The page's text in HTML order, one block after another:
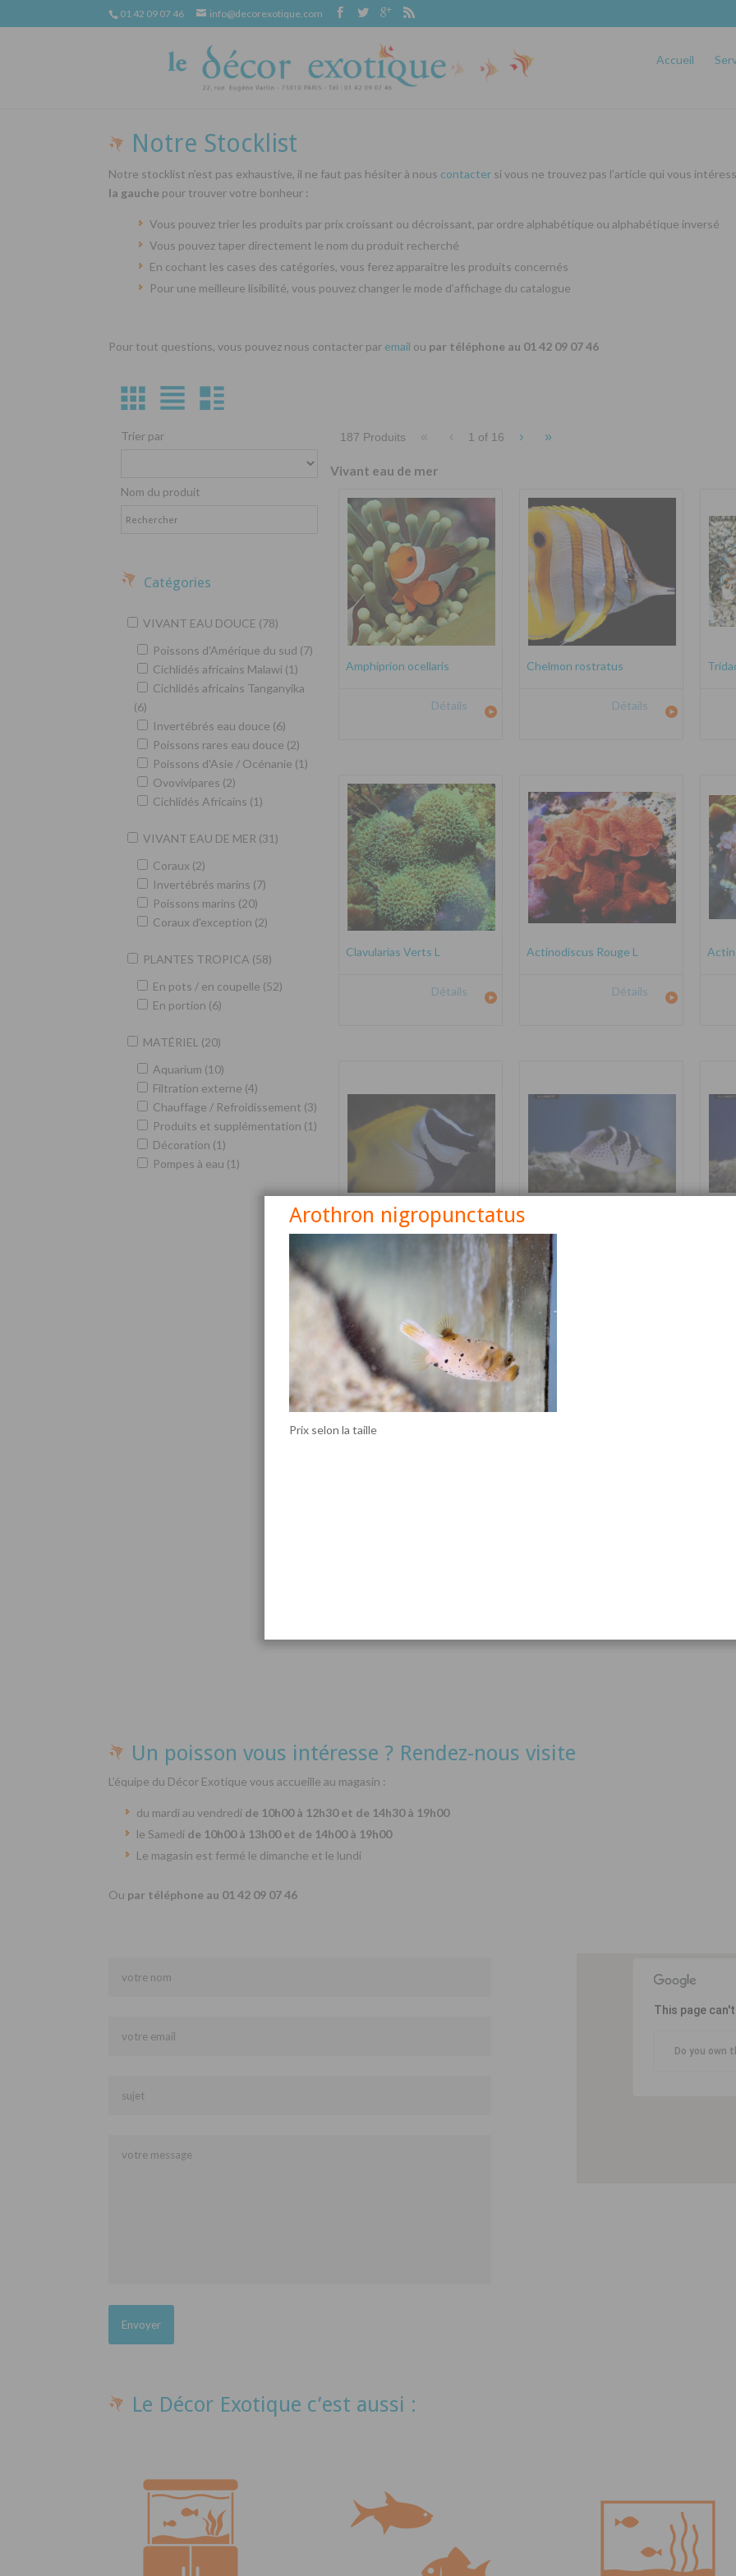
01 42 09 07 46 info@decorexotique.com
Accueil
Notre Stocklist
Notre stocklist n’est pas exhaustive, il ne faut pas hésiter à nous contacter si vous ne trouvez pas l’article qui vous
la gauche pour trouver votre bonheur :
Vous pouvez trier les produits par prix croissant ou décroissant, par ordre alphabétique ou alphabétique inversé
Vous pouvez taper directement le nom du produit recherché
En cochant les cases des catégories, vous ferez apparaitre les produits concernés
Pour une meilleure lisibilité, vous pouvez changer le mode d’affichage du catalogue
Pour tout questions, vous pouvez nous contacter par email ou par téléphone au 01 42 09 07 46
Trier par
Nom du produit
Catégories
VIVANT EAU DOUCE (78)
Poissons d'Amérique du sud (7)
Cichlidés africains Malawi (1)
Cichlidés africains Tanganyika
(6)
Invertébrés eau douce (6)
Poissons rares eau douce (2)
Poissons d'Asie / Océnanie (1)
Ovovivipares (2)
Cichlidés Africains (1)
VIVANT EAU DE MER (31)
Coraux (2)
Invertébrés marins (7)
Poissons marins (20)
Coraux d'exception (2)
PLANTES TROPICA (58)
En pots / en coupelle (52)
En portion (6)
MATÉRIEL (20)
Aquarium (10)
Filtration externe (4)
Chauffage / Refroidissement (3)
Produits et supplémentation (1)
Décoration (1)
Pompes à eau (1)
187 Produits « ‹ 1 of 16 › »
Vivant eau de mer
Amphiprion ocellaris
Détails
Chelmon rostratus
Détails
Clavularias Verts L
Détails
Actinodiscus Rouge L
Détails
Siganus vulpinus
Détails
Canthigaster valentini
Un poisson vous intéresse ? Rendez-nous visite
L’équipe du Décor Exotique vous accueille au magasin :
du mardi au vendredi de 10h00 à 12h30 et de 14h30 à 19h00
le Samedi de 10h00 à 13h00 et de 14h00 à 19h00
Le magasin est fermé le dimanche et le lundi
Ou par téléphone au 01 42 09 07 46
This page
Do you own
Le Décor Exotique c’est aussi :
Arothron nigropunctatus
Prix selon la taille